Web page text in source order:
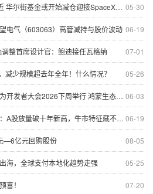
05-30
尔街基金或开始减仓迎接SpaceX上市
06-19
电气（603063）高管减持与股价波动
07-01
整首席设计官：鲍迪接任瓦格纳
05-26
少规模超去年全年！什么情况？
06-03
者大会2026下周举行 鸿蒙生态加速奔跑
06-19
年新高，牛市特征藏不住，这波上涨才刚起步？
08-05
—6亿元回购股份
05-25
海，全球支付本地化趋势走强
07-20
喜！